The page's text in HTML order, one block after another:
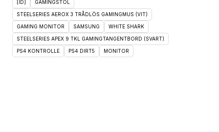
[ID] GAMINGSTOL
STEELSERIES AEROX 3 TRÅDLÖS GAMINGMUS (VIT)
GAMING MONITOR SAMSUNG WHITE SHARK
STEELSERIES APEX 9 TKL GAMINGTANGENTBORD (SVART)
PS4 KONTROLLE PS4 DIRT5 MONITOR